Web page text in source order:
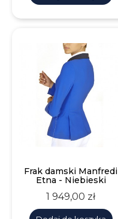
Frak damski Manfredi
Etna - Niebieski
Cena
1 949,00 zł